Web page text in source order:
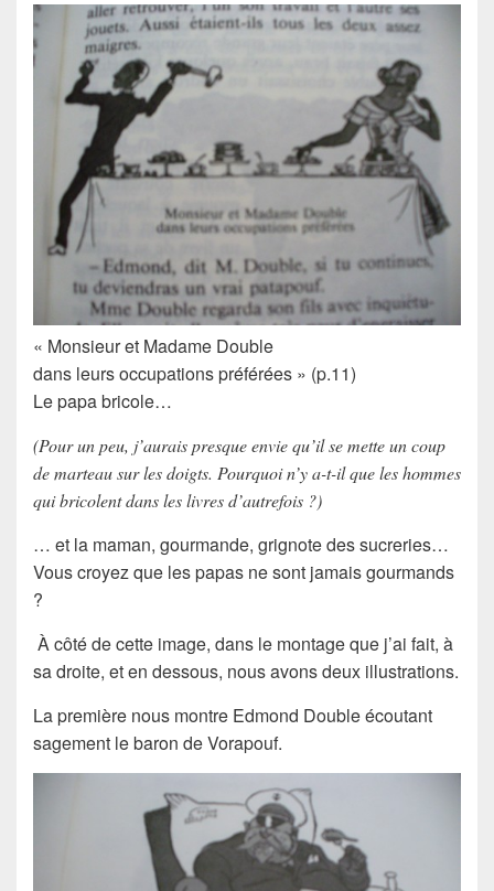
« Monsieur et Madame Double
dans leurs occupations préférées » (p.11)
Le papa bricole…
(Pour un peu, j’aurais presque envie qu’il se mette un coup
de marteau sur les doigts. Pourquoi n’y a-t-il que les hommes
qui bricolent dans les livres d’autrefois ?)
… et la maman, gourmande, grignote des sucreries…
Vous croyez que les papas ne sont jamais gourmands
?
À côté de cette image, dans le montage que j’ai fait, à
sa droite, et en dessous, nous avons deux illustrations.
La première nous montre Edmond Double écoutant
sagement le baron de Vorapouf.